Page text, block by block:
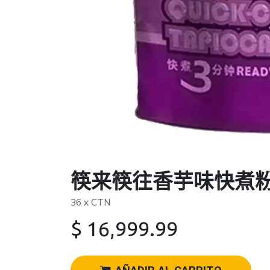
筷来筷往香芋味快煮
36 x CTN
$ 16,999.99